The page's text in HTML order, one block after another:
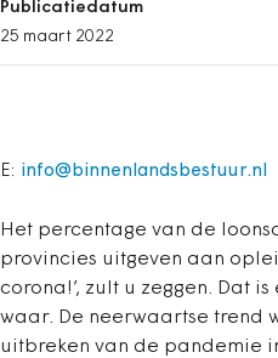
Het percentage van de
provincies uitgeven aan
corona!’, zult u zeggen. Dat
waar. De neerwaartse trend
uitbreken van de pandemie
Publicatiedatum
25 maart 2022
E: info@binnenlandsbestuur.nl